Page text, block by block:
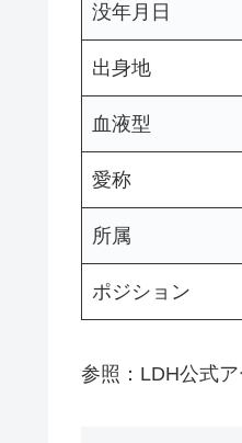
没年月日
出身地
血液型
愛称
所属
ポジション
参照：LDH公式